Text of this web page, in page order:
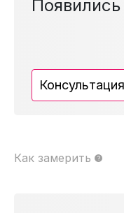
Как замерить